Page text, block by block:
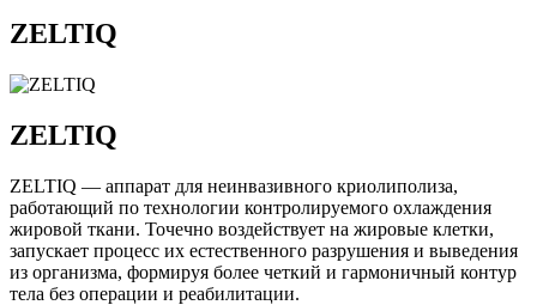
ZELTIQ
ZELTIQ
ZELTIQ — аппарат для неинвазивного криолиполиза,
работающий по технологии контролируемого охлаждения
жировой ткани. Точечно воздействует на жировые клетки,
запускает процесс их естественного разрушения и выведения
из организма, формируя более четкий и гармоничный контур
тела без операции и реабилитации.